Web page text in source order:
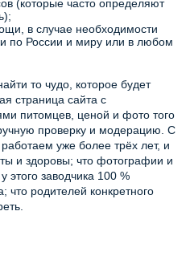
(которые часто определяют
в случае необходимости
по России и миру или в любом
то чудо, которое будет
страница сайта с
питомцев, ценой и фото того
проверку и модерацию. С
уже более трёх лет, и
и здоровы; что фотографии и
этого заводчика 100 %
родителей конкретного